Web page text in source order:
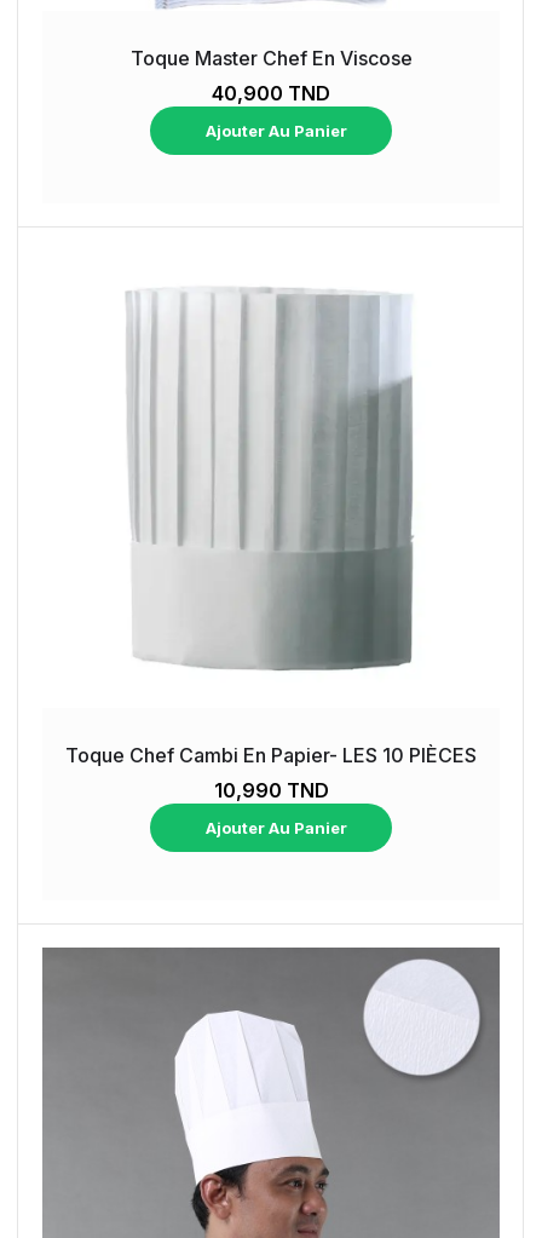
Toque Master Chef En Viscose
40,900 TND
Ajouter Au Panier
Toque Chef Cambi En Papier- LES 10 PIÈCES
10,990 TND
Ajouter Au Panier